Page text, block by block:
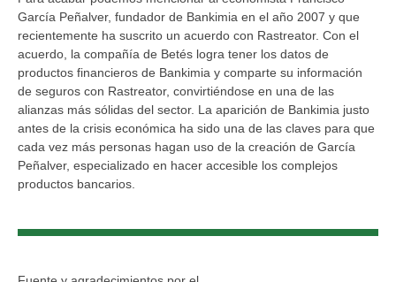
García Peñalver, fundador de Bankimia en el año 2007 y que
recientemente ha suscrito un acuerdo con Rastreator. Con el
acuerdo, la compañía de Betés logra tener los datos de
productos financieros de Bankimia y comparte su información
de seguros con Rastreator, convirtiéndose en una de las
alianzas más sólidas del sector. La aparición de Bankimia justo
antes de la crisis económica ha sido una de las claves para que
cada vez más personas hagan uso de la creación de García
Peñalver, especializado en hacer accesible los complejos
productos bancarios.